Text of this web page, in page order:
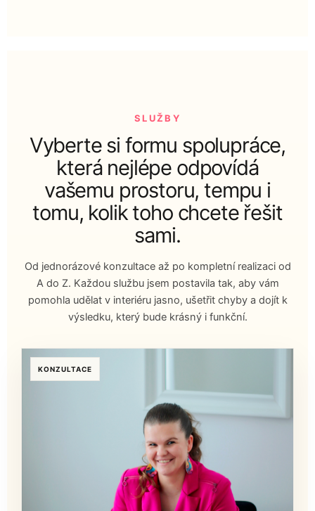
SLUŽBY
Vyberte si formu spolupráce,
která nejlépe odpovídá
vašemu prostoru, tempu i
tomu, kolik toho chcete řešit
sami.
Od jednorázové konzultace až po kompletní realizaci od
A do Z. Každou službu jsem postavila tak, aby vám
pomohla udělat v interiéru jasno, ušetřit chyby a dojít k
výsledku, který bude krásný i funkční.
KONZULTACE